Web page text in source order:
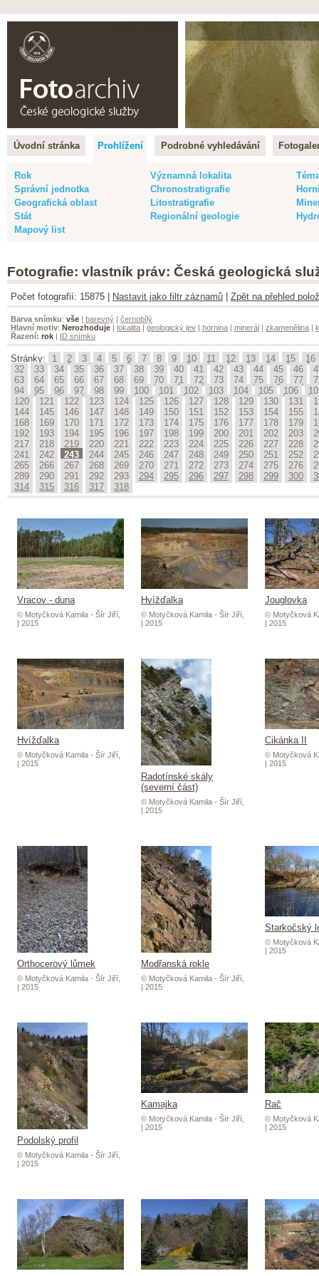
Úvodní stránka Prohlížení Podrobné vyhledávání
Rok Významná lokalita
Správní jednotka
Chronostratigrafie
Geografická oblast
Litostratigrafie
Stát
Regionální geologie
Mapový list
Fotografie: vlastník práv: Česká geologická
Počet fotografií: 15875 | Nastavit jako filtr záznamů Zpět na přehled
Barva snímku: vše | barevný | černobílý
Hlavní motiv: Nerozhoduje | lokalita | geologický jev | hornina | minerál | zkamenělina |
Řazení: rok | ID snímku
Stránky: 1 2 3 4 5 6 7 8 9 10 11 12 13 14 15
16
32
33 34 35 36 37 38 39 40 41 42 43 44 45 46
63
64 65 66 67 68 69 70 71 72 73 74 75 76 77
94
95 96 97 98 99 100 101 102 103 104 105 106
120
121 122 123 124 125 126 127 128 129 130 131
144
145 146 147 148 149 150 151 152 153 154 155
168
169 170 171 172 173 174 175 176 177 178 179
192
193 194 195 196 197 198 199 200 201 202 203
217
218 219 220 221 222 223 224 225 226 227 228
241
242 243 244 245 246 247 248 249 250 251 252
265
266 267 268 269 270 271 272 273 274 275 276
289
290 291 292 293 294 295 296 297 298 299 300
314
315 316 317 318
Vracov - duna
© Motyčková Kamila - Šír Jiří,
| 2015
Hvížďalka
© Motyčková Kamila - Šír Jiří,
| 2015
Jouglovka
© Motyčková
| 2015
Hvížďalka
© Motyčková Kamila - Šír Jiří,
| 2015
Radotínské skály
(severní část)
© Motyčková Kamila - Šír Jiří,
| 2015
Cikánka II
© Motyčková
| 2015
Orthocerový lůmek
© Motyčková Kamila - Šír Jiří,
| 2015
Modřanská rokle
© Motyčková Kamila - Šír Jiří,
| 2015
Starkočský
© Motyčková
| 2015
Podolský profil
© Motyčková Kamila - Šír Jiří,
| 2015
Kamajka
© Motyčková Kamila - Šír Jiří,
| 2015
Rač
© Motyčková
| 2015